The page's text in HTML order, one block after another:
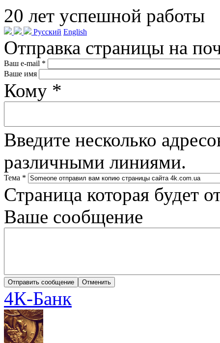
20 лет успешной работы
Русский English
Отправка страницы на
Ваш e-mail *
Ваше имя
Кому *
Введите несколько
различными линиями.
Тема *
Страница которая будет
Ваше сообщение
4К-Банк